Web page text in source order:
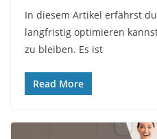
In diesem Artikel erfährst
langfristig optimieren
zu bleiben. Es ist
Read More